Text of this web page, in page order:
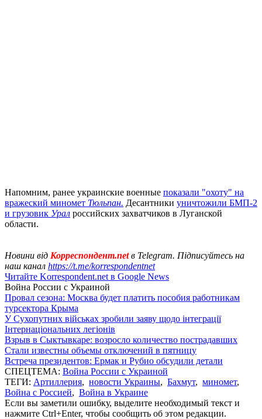
Напомним, ранее украинские военные показали "охоту" на
вражеский миномет Тюльпан. Десантники уничтожили БМП-2
и грузовик Урал российских захватчиков в Луганской
области.
Новини від Корреспондент.netв Telegram. Підписуйтесь на
наш канал https://t.me/korrespondentnet
Читайте Korrespondent.net в Google News
Война России с Украиной
Провал сезона: Москва будет платить пособия работникам
турсектора Крыма
У Сухопутних військах зробили заяву щодо інтеграції
Інтернаціональних легіонів
Взрыв в Сыктывкаре: возросло количество пострадавших
Стали известны объемы отключений в пятницу
Встреча президентов: Ермак и Рубио обсудили детали
СПЕЦТЕМА: Война России с Украиной
ТЕГИ: Артиллерия, новости Украины, Бахмут, миномет,
Война с Россией, Война в Украине
Если вы заметили ошибку, выделите необходимый текст и
нажмите Ctrl+Enter, чтобы сообщить об этом редакции.